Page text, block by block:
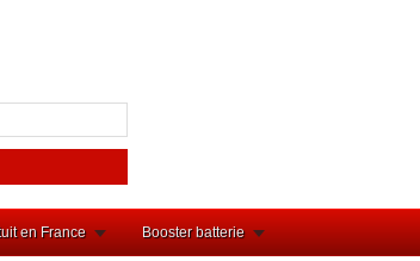
en France Booster batterie